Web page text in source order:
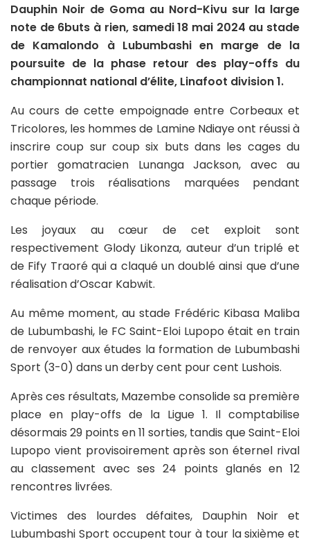
Dauphin Noir de Goma au Nord-Kivu sur la large
note de 6buts à rien, samedi 18 mai 2024 au stade
de Kamalondo à Lubumbashi en marge de la
poursuite de la phase retour des play-offs du
championnat national d’élite, Linafoot division 1.
Au cours de cette empoignade entre Corbeaux et
Tricolores, les hommes de Lamine Ndiaye ont réussi à
inscrire coup sur coup six buts dans les cages du
portier gomatracien Lunanga Jackson, avec au
passage trois réalisations marquées pendant
chaque période.
Les joyaux au cœur de cet exploit sont
respectivement Glody Likonza, auteur d’un triplé et
de Fify Traoré qui a claqué un doublé ainsi que d’une
réalisation d’Oscar Kabwit.
Au même moment, au stade Frédéric Kibasa Maliba
de Lubumbashi, le FC Saint-Eloi Lupopo était en train
de renvoyer aux études la formation de Lubumbashi
Sport (3-0) dans un derby cent pour cent Lushois.
Après ces résultats, Mazembe consolide sa première
place en play-offs de la Ligue 1. Il comptabilise
désormais 29 points en 11 sorties, tandis que Saint-Eloi
Lupopo vient provisoirement après son éternel rival
au classement avec ses 24 points glanés en 12
rencontres livrées.
Victimes des lourdes défaites, Dauphin Noir et
Lubumbashi Sport occupent tour à tour la sixième et